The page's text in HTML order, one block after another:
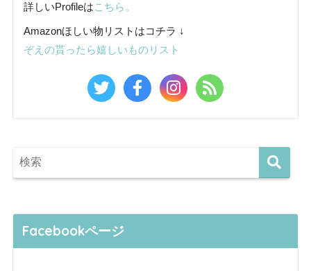
詳しいProfileはこちら。
Amazonほしい物リストはコチラ ↓
ぞえの貰ったら嬉しいものリスト
Facebookページ